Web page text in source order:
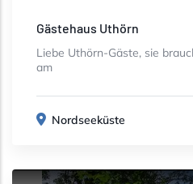
Gästehaus Uthörn
Liebe Uthörn-Gäste, sie
am
Nordseeküste